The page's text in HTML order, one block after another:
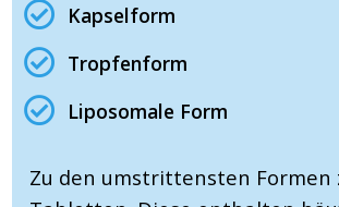
Kapselform
Tropfenform
Liposomale Form
Zu den umstrittensten Formen